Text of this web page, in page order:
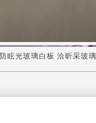
防眩光玻璃白板 洽昕采玻璃